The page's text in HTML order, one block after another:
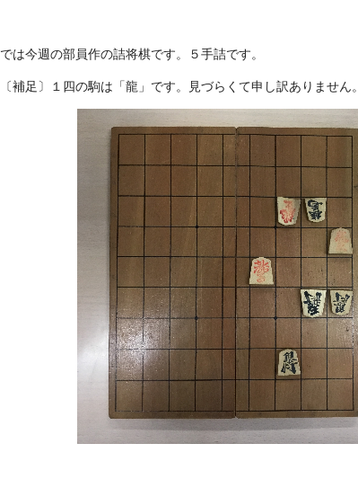
では今週の部員作の詰将棋です。５手詰です。
〔補足〕１四の駒は「龍」です。見づらくて申し訳ありません。